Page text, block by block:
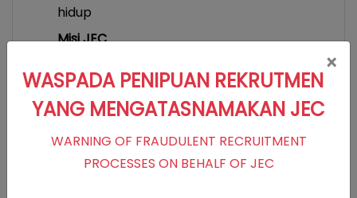
hidup
Misi JEC
berstandar internasional
Memberikan pelayanan yang
×
WASPADA PENIPUAN REKRUTMEN
YANG MENGATASNAMAKAN JEC
WARNING OF FRAUDULENT RECRUITMENT
PROCESSES ON BEHALF OF JEC